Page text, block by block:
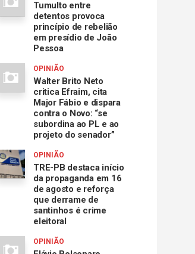
Tumulto entre
detentos provoca
princípio de rebelião
em presídio de João
Pessoa
OPINIÃO
Walter Brito Neto
critica Efraim, cita
Major Fábio e dispara
contra o Novo: “se
subordina ao PL e ao
projeto do senador”
OPINIÃO
TRE-PB destaca início
da propaganda em 16
de agosto e reforça
que derrame de
santinhos é crime
eleitoral
OPINIÃO